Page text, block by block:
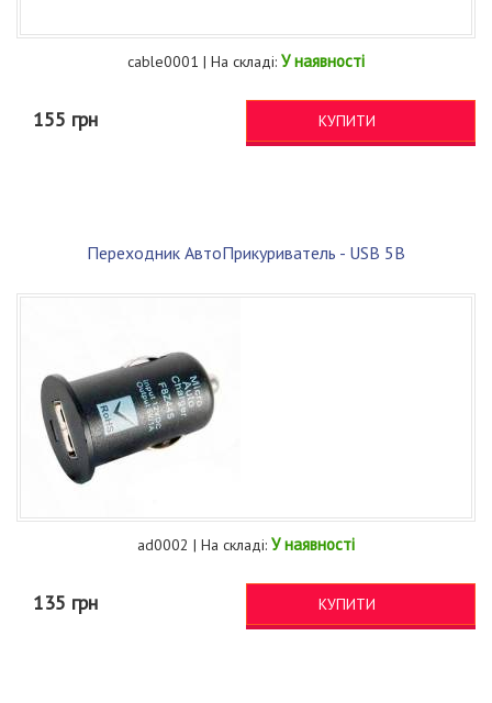
cable0001 | На складі: У наявності
155 грн КУПИТИ
Переходник АвтоПрикуриватель - USB 5В
ad0002 | На складі: У наявності
135 грн КУПИТИ